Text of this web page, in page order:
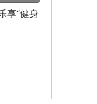
享“健身